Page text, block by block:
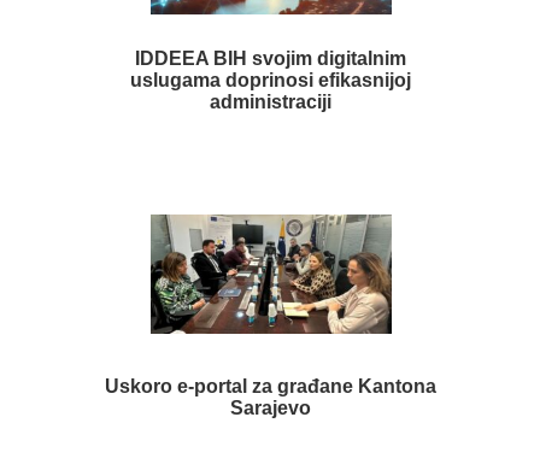
IDDEEA BIH svojim digitalnim
uslugama doprinosi efikasnijoj
administraciji
Uskoro e-portal za građane Kantona
Sarajevo